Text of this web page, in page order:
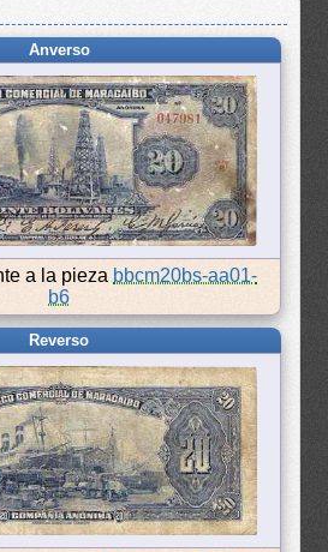
Anverso
a la pieza bbcm20bs-aa01-
b6
Reverso